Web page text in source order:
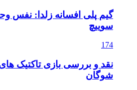
گیم پلی افسانه زلدا: نفس
سوییچ
174
نقد و بررسی بازی تاکتیک
شوگان